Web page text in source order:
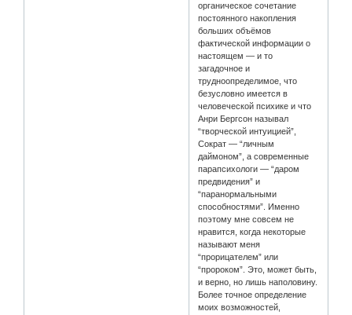
органическое сочетание
постоянного накопления
больших объёмов
фактической информации о
настоящем — и то
загадочное и
трудноопределимое, что
безусловно имеется в
человеческой психике и что
Анри Бергсон называл
“творческой интуицией”,
Сократ — “личным
даймоном”, а современные
парапсихологи — “даром
предвидения” и
“паранормальными
способностями”. Именно
поэтому мне совсем не
нравится, когда некоторые
называют меня
“прорицателем” или
“пророком”. Это, может быть,
и верно, но лишь наполовину.
Более точное определение
моих возможностей,